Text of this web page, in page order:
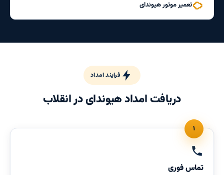
تعمیر موتور هیوندای
فرایند امداد
دریافت امداد هیوندای در انقلاب
۱
تماس فوری